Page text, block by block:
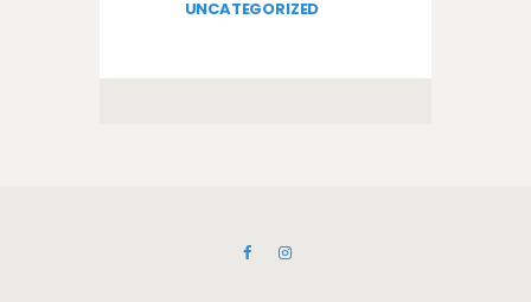
UNCATEGORIZED